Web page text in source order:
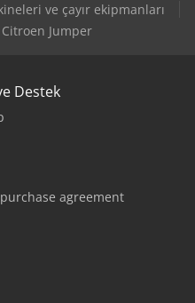
ve çayır ekipmanları
Citroen Jumper
Destek
agreement